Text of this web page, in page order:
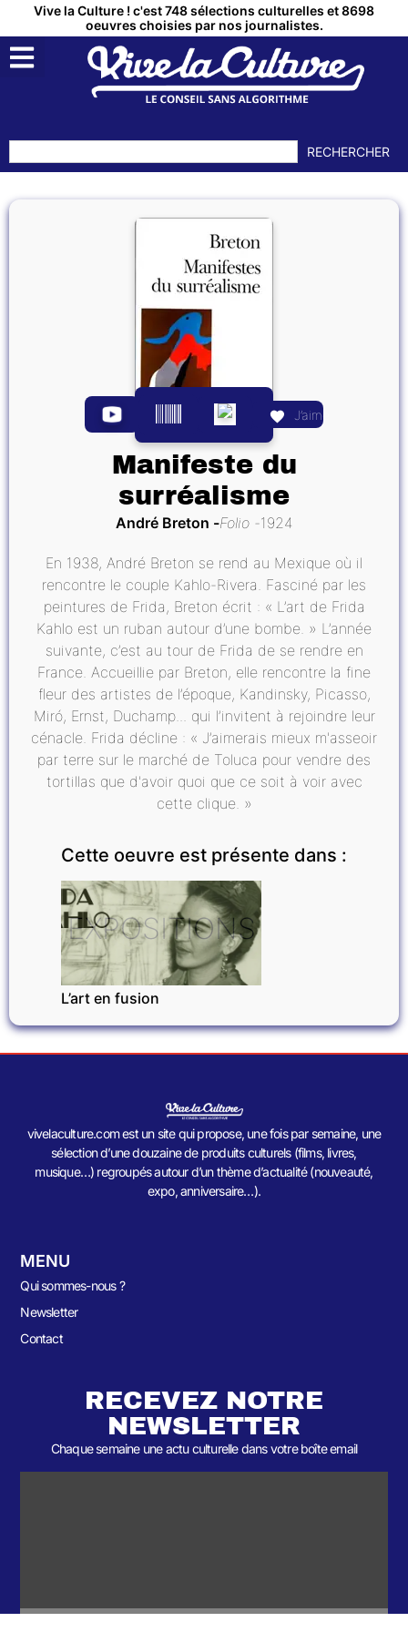
Vive la Culture ! c'est 748 sélections culturelles et 8698
oeuvres choisies par nos journalistes.
RECHERCHER
J’aime
Manifeste du
surréalisme
André Breton Folio 1924
En 1938, André Breton se rend au Mexique où il
rencontre le couple Kahlo-Rivera. Fasciné par les
peintures de Frida, Breton écrit : « L’art de Frida
Kahlo est un ruban autour d’une bombe. » L’année
suivante, c’est au tour de Frida de se rendre en
France. Accueillie par Breton, elle rencontre la fine
fleur des artistes de l’époque, Kandinsky, Picasso,
Miró, Ernst, Duchamp... qui l’invitent à rejoindre leur
cénacle. Frida décline : « J’aimerais mieux m'asseoir
par terre sur le marché de Toluca pour vendre des
tortillas que d'avoir quoi que ce soit à voir avec
cette clique. »
Cette oeuvre est présente dans :
EXPOSITIONS
L’art en fusion
vivelaculture.com est un site qui propose, une fois par semaine, une
sélection d’une douzaine de produits culturels (films, livres,
musique…) regroupés autour d’un thème d’actualité (nouveauté,
expo, anniversaire…).
MENU
Qui sommes-nous ?
Newsletter
Contact
RECEVEZ NOTRE
NEWSLETTER
Chaque semaine une actu culturelle dans votre boîte email